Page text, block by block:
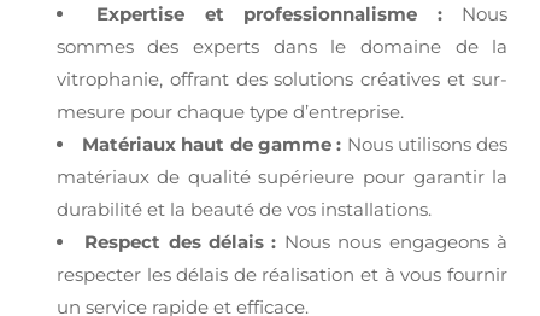
Expertise et professionnalisme :Nous
sommes des experts dans le domaine de la
vitrophanie, offrant des solutions créatives et sur-
mesure pour chaque type d’entreprise.
Matériaux haut de gamme : Nous utilisons des
matériaux de qualité supérieure pour garantir la
durabilité et la beauté de vos installations.
Respect des délais : Nous nous engageons à
respecter les délais de réalisation et à vous fournir
un service rapide et efficace.